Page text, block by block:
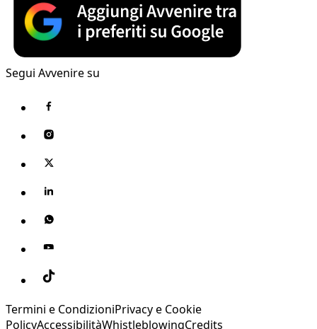
Segui Avvenire su
Termini e CondizioniPrivacy e Cookie
PolicyAccessibilitàWhistleblowingCredits